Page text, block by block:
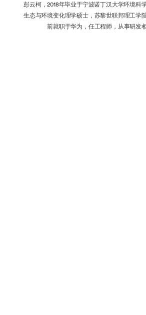
彭云柯，2018年毕业于宁波诺丁汉大学环境科
生态与环境变化理学硕士，苏黎世联邦理工学
前就职于华为，任工程师，从事研发